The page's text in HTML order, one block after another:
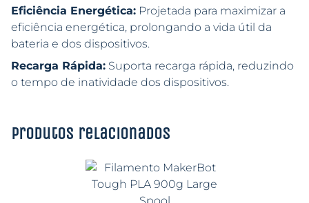
Eficiência Energética: Projetada para maximizar a
eficiência energética, prolongando a vida útil da
bateria e dos dispositivos.
Recarga Rápida: Suporta recarga rápida, reduzindo
o tempo de inatividade dos dispositivos.
Produtos relacionados